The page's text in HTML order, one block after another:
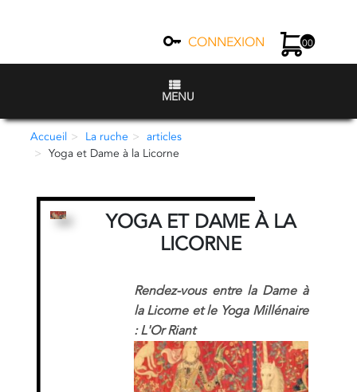
CONNEXION 00
MENU
Accueil La ruche
articles
Yoga et Dame à la Licorne
YOGA ET DAME À LA
LICORNE
Rendez-vous entre la Dame à
la Licorne et le Yoga Millénaire
: L'Or Riant